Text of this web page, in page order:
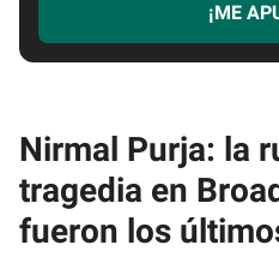
¡ME
Nirmal Purja: la
tragedia en
fueron los